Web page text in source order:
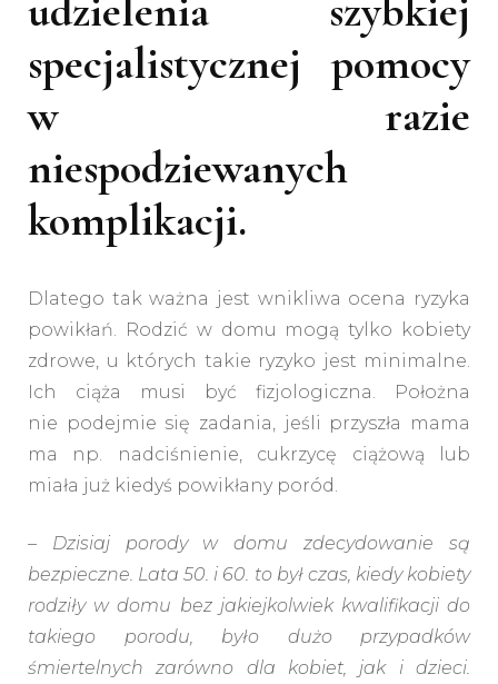
udzielenia szybkiej
specjalistycznej pomocy
w razie
niespodziewanych
komplikacji.
Dlatego tak ważna jest wnikliwa ocena ryzyka
powikłań. Rodzić w domu mogą tylko kobiety
zdrowe, u których takie ryzyko jest minimalne.
Ich ciąża musi być fizjologiczna. Położna
nie podejmie się zadania, jeśli przyszła mama
ma np. nadciśnienie, cukrzycę ciążową lub
miała już kiedyś powikłany poród.
– Dzisiaj porody w domu zdecydowanie są
bezpieczne. Lata 50. i 60. to był czas, kiedy kobiety
rodziły w domu bez jakiejkolwiek kwalifikacji do
takiego porodu, było dużo przypadków
śmiertelnych zarówno dla kobiet, jak i dzieci.